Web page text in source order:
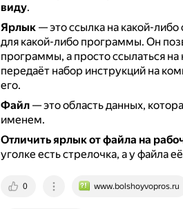
виду.
Ярлык— это ссылка на какой-либо
для какой-либо программы. Он
программы, а просто ссылаться на
передаёт набор инструкций на
его.
Файл— это область данных,
именем.
Отличить ярлык от файла на
уголке есть стрелочка, а у файла
0 www.bolshoyvopros.ru